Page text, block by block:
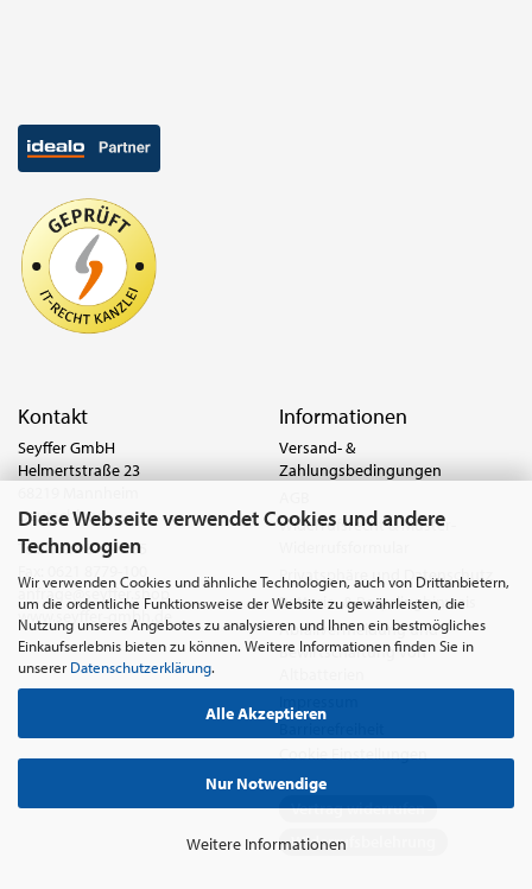
Diese Webseite verwendet Cookies und andere
Technologien
Wir verwenden Cookies und ähnliche Technologien, auch von Drittanbietern,
um die ordentliche Funktionsweise der Website zu gewährleisten, die
Nutzung unseres Angebotes zu analysieren und Ihnen ein bestmögliches
Einkaufserlebnis bieten zu können. Weitere Informationen finden Sie in
unserer Datenschutzerklärung.
Alle Akzeptieren
Nur Notwendige
Weitere Informationen
Kontakt
Seyffer GmbH
Helmertstraße 23
Deutschland
Tel.:0621 8779-555
anfrage@seyffer.shop
www.seyffer-gmbh.de
Informationen
Versand- &
Zahlungsbedingungen
Widerrufsrecht & Muster-
Privatsphäre und Datenschutz
Batterie- & Recyclinghinweis
Abfallvermeidung und
Bewirtschaftung von
Cookie Einstellungen
Vertrag widerrufen
Widerrufsbelehrung